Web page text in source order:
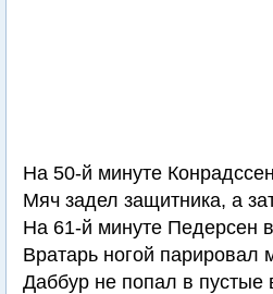
На 50-й минуте
Мяч задел защитника, а
На 61-й минуте Педерсен
Вратарь ногой парировал
Даббур не попал в пустые